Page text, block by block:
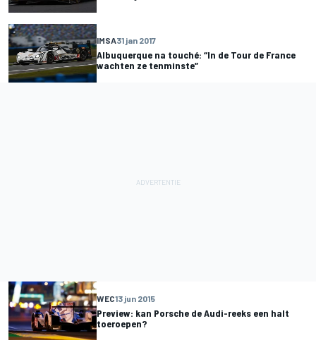
IMSA31 jan 2017
Albuquerque na touché: “In de Tour de France
wachten ze tenminste”
WEC13 jun 2015
Preview: kan Porsche de Audi-reeks een halt
toeroepen?